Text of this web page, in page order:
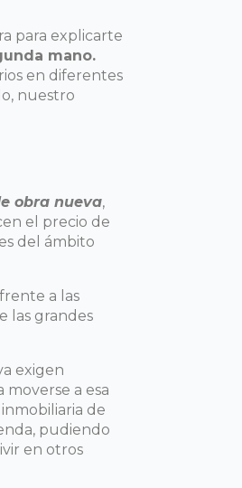
para explicarte
mano.
en diferentes
nuestro
obra nueva,
el precio de
del ámbito
a las
las grandes
exigen
a esa
de
pudiendo
en otros